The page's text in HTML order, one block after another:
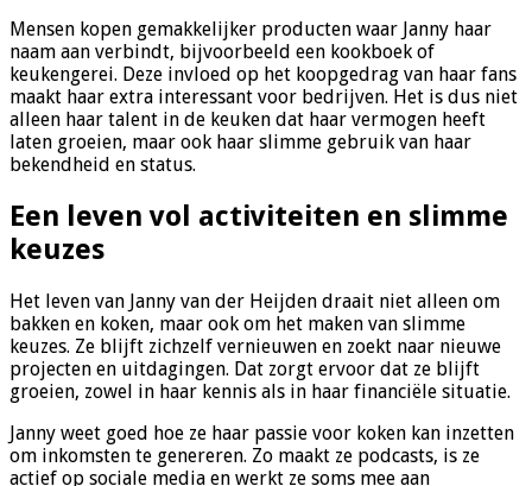
Mensen kopen gemakkelijker producten waar Janny haar
naam aan verbindt, bijvoorbeeld een kookboek of
keukengerei. Deze invloed op het koopgedrag van haar fans
maakt haar extra interessant voor bedrijven. Het is dus niet
alleen haar talent in de keuken dat haar vermogen heeft
laten groeien, maar ook haar slimme gebruik van haar
bekendheid en status.
Een leven vol activiteiten en slimme
keuzes
Het leven van Janny van der Heijden draait niet alleen om
bakken en koken, maar ook om het maken van slimme
keuzes. Ze blijft zichzelf vernieuwen en zoekt naar nieuwe
projecten en uitdagingen. Dat zorgt ervoor dat ze blijft
groeien, zowel in haar kennis als in haar financiële situatie.
Janny weet goed hoe ze haar passie voor koken kan inzetten
om inkomsten te genereren. Zo maakt ze podcasts, is ze
actief op sociale media en werkt ze soms mee aan